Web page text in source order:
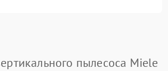
пылесоса Miele